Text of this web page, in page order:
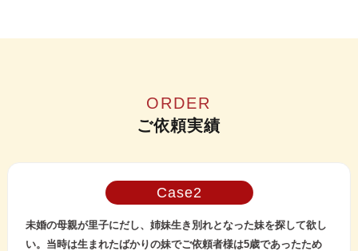
ORDER
ご依頼実績
Case
未婚の母親が里子にだし、姉妹生き別れとなった妹を探して欲し
い。当時は生まれたばかりの妹でご依頼者様は5歳であったため